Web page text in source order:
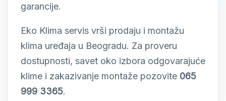
garancije.
Eko Klima servis vrši prodaju i montažu
klima uređaja u Beogradu. Za proveru
dostupnosti, savet oko izbora odgovarajuće
klime i zakazivanje montaže pozovite 065
999 3365.